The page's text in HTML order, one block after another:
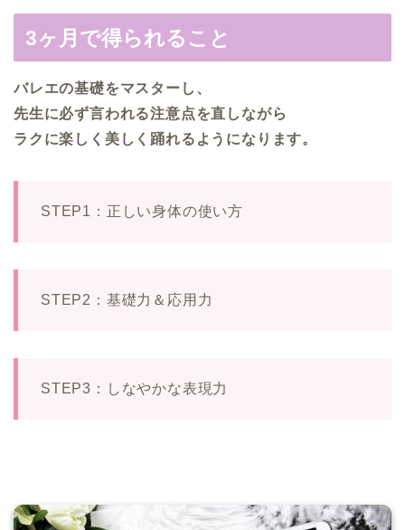
3ヶ月で得られること
バレエの基礎をマスターし、
先生に必ず言われる注意点を直しながら
ラクに楽しく美しく踊れるようになります。
STEP1：正しい身体の使い方
STEP2：基礎力＆応用力
STEP3：しなやかな表現力